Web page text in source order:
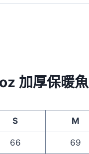
鍊
數
量
加厚保暖
S M
66 69